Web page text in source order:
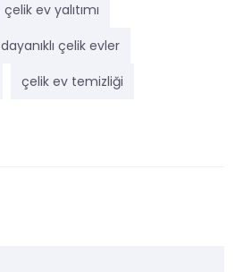
çelik ev yalıtımı
dayanıklı çelik evler
çelik ev temizliği